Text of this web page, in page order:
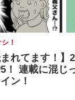
！
まれてます！
！ 連載に混じ
ン！